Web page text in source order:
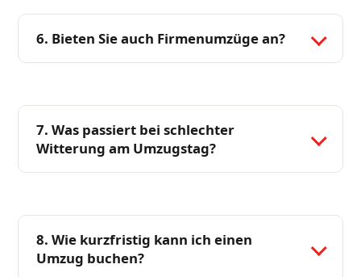
6. Bieten Sie auch Firmenumzüge an?
7. Was passiert bei schlechter
Witterung am Umzugstag?
8. Wie kurzfristig kann ich einen
Umzug buchen?